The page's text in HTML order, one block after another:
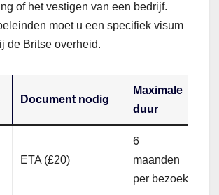
of het vestigen van een bedrijf.
moet u een specifiek visum
de Britse overheid.
Document nodig
Maximale
duur
ETA (£20)
6
maanden
per bezoek